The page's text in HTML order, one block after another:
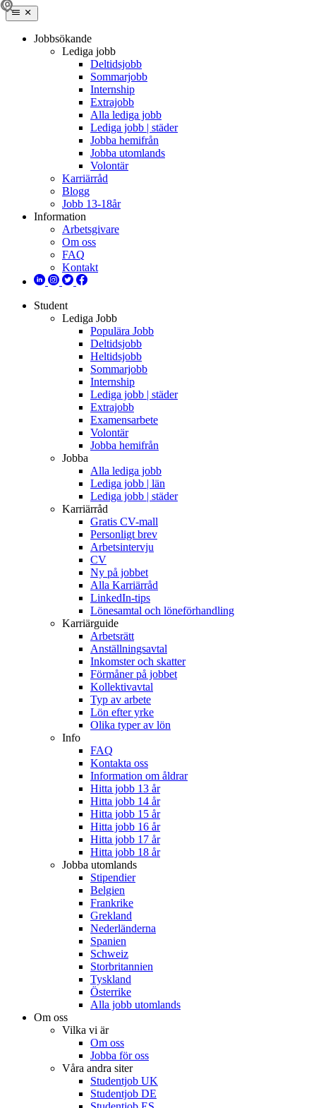
Jobbsökande
Lediga jobb
Deltidsjobb
Sommarjobb
Internship
Extrajobb
Alla lediga jobb
Lediga jobb | städer
Jobba hemifrån
Jobba utomlands
Volontär
Karriärråd
Blogg
Jobb 13-18år
Information
Arbetsgivare
Om oss
FAQ
Kontakt
Student
Lediga Jobb
Populära Jobb
Deltidsjobb
Heltidsjobb
Sommarjobb
Internship
Lediga jobb | städer
Extrajobb
Examensarbete
Volontär
Jobba hemifrån
Jobba
Alla lediga jobb
Lediga jobb | län
Lediga jobb | städer
Karriärråd
Gratis CV-mall
Personligt brev
Arbetsintervju
CV
Ny på jobbet
Alla Karriärråd
LinkedIn-tips
Lönesamtal och löneförhandling
Karriärguide
Arbetsrätt
Anställningsavtal
Inkomster och skatter
Förmåner på jobbet
Kollektivavtal
Typ av arbete
Lön efter yrke
Olika typer av lön
Info
FAQ
Kontakta oss
Information om åldrar
Hitta jobb 13 år
Hitta jobb 14 år
Hitta jobb 15 år
Hitta jobb 16 år
Hitta jobb 17 år
Hitta jobb 18 år
Jobba utomlands
Stipendier
Belgien
Frankrike
Grekland
Nederländerna
Spanien
Schweiz
Storbritannien
Tyskland
Österrike
Alla jobb utomlands
Om oss
Vilka vi är
Om oss
Jobba för oss
Våra andra siter
Studentjob UK
Studentjob DE